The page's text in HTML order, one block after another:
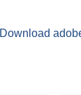
Download